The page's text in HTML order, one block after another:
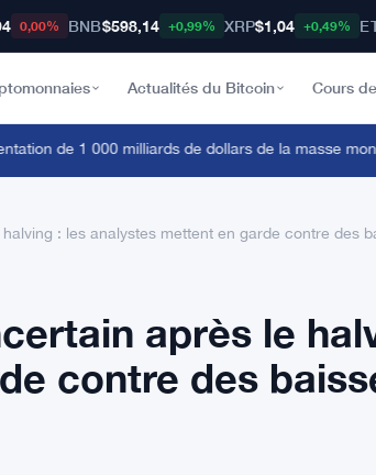
0,00% BNB$598,14 +0,99% XRP$1,04 +0,49%
Actualités du Bitcoin Cours
de 1 000 milliards de dollars de la masse
: les analystes mettent en garde contre des
après le
contre des